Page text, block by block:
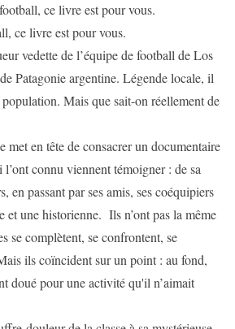
ce livre est pour vous.
ce livre est pour vous.
vedette de l’équipe de football de Los
Patagonie argentine. Légende locale, il
Mais que sait-on réellement de
met en tête de consacrer un documentaire
connu viennent témoigner : de sa
en passant par ses amis, ses coéquipiers
et une historienne. Ils n’ont pas la même
se complètent, se confrontent, se
ils coïncident sur un point : au fond,
doué pour une activité qu'il n’aimait